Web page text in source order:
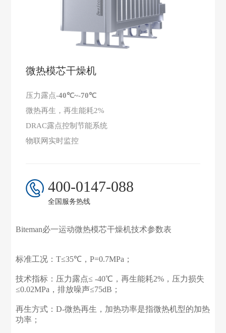
微热模芯干燥机
压力露点-40℃~-70℃
微热再生，再生能耗2%
DRAC露点控制节能系统
物联网实时监控
400-0147-088
全国服务热线
Biteman必一运动微热模芯干燥机技术参数表
标准工况：T≤35℃，P=0.7MPa；
技术指标：压力露点≤ -40℃，再生能耗2%，压力损失
≤0.02MPa，排放噪声≤75dB；
再生方式：D-微热再生，加热功率是指微热机型的加热
功率；